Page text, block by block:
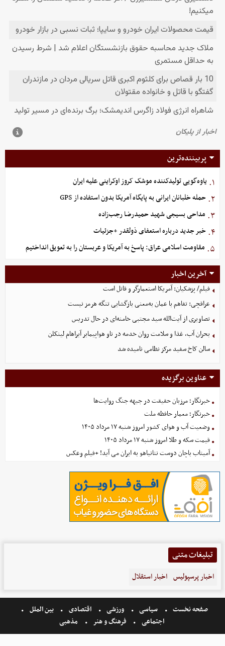
پربیننده‌ترین
۱. یاوه‌گویی تولیدکننده موشک کروز اوکراینی علیه ایران
۲. حمله خلبانان ایرانی به پایگاه آمریکا بدون استفاده از GPS
۳. مداحی بسیجی شهید حمیدرضا رجب‌زاده
۴. خبر جدید درباره استعفای ذولقدر +جزئیات
۵. مقاومت اسلامی عراق: پاسخ به آمریکا و عربستان را به تعویق انداختیم
آخرین اخبار
فیلم/ پزشکیان: آمریکا استعمارگر و قاتل است
عراقچی: تفاهم با عمان به‌معنی بازگشایی تنگه هرمز نیست
تصاویری از آیت‌الله سید مجتبی خامنه‌ای در حال تدریس
بحران آب، غذا و سلامت روان خدمه در ناو هواپیمابر آبراهام لینکلن
سالن کاخ سفید مرکز نظامی نامیده شد
عناوین برگزیده
خبرنگار؛ مرزبان حقیقت در جبهه جنگ روایت‌ها
خبرنگار؛ معمار حافظه ملت
وضعیت آب و هوای کشور امروز شنبه ۱۷ مرداد ۱۴۰۵
قیمت سکه و طلا امروز شنبه ۱۷ مرداد ۱۴۰۵
آمیتاب باچان دوست نتانیاهو به ایران می آید! +فیلم وعکس
تبلیغات متنی
اخبار پرسپولیس اخبار استقلال
صفحه نخست سیاسی ورزشی اقتصادی
بین الملل
اجتماعی
فرهنگ و هنر مذهبی